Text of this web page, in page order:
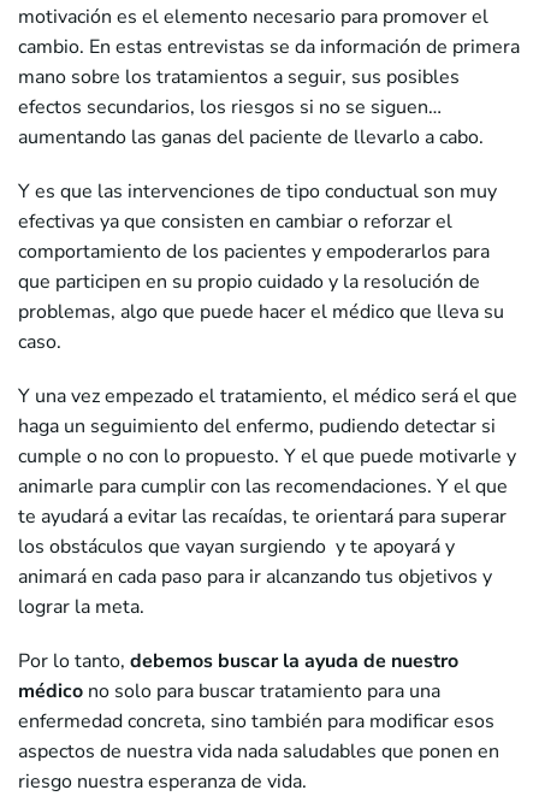
motivación es el elemento necesario para promover el
cambio. En estas entrevistas se da información de primera
mano sobre los tratamientos a seguir, sus posibles
efectos secundarios, los riesgos si no se siguen…
aumentando las ganas del paciente de llevarlo a cabo.
Y es que las intervenciones de tipo conductual son muy
efectivas ya que consisten en cambiar o reforzar el
comportamiento de los pacientes y empoderarlos para
que participen en su propio cuidado y la resolución de
problemas, algo que puede hacer el médico que lleva su
caso.
Y una vez empezado el tratamiento, el médico será el que
haga un seguimiento del enfermo, pudiendo detectar si
cumple o no con lo propuesto. Y el que puede motivarle y
animarle para cumplir con las recomendaciones. Y el que
te ayudará a evitar las recaídas, te orientará para superar
los obstáculos que vayan surgiendo y te apoyará y
animará en cada paso para ir alcanzando tus objetivos y
lograr la meta.
Por lo tanto, debemos buscar la ayuda de nuestro
médico no solo para buscar tratamiento para una
enfermedad concreta, sino también para modificar esos
aspectos de nuestra vida nada saludables que ponen en
riesgo nuestra esperanza de vida.